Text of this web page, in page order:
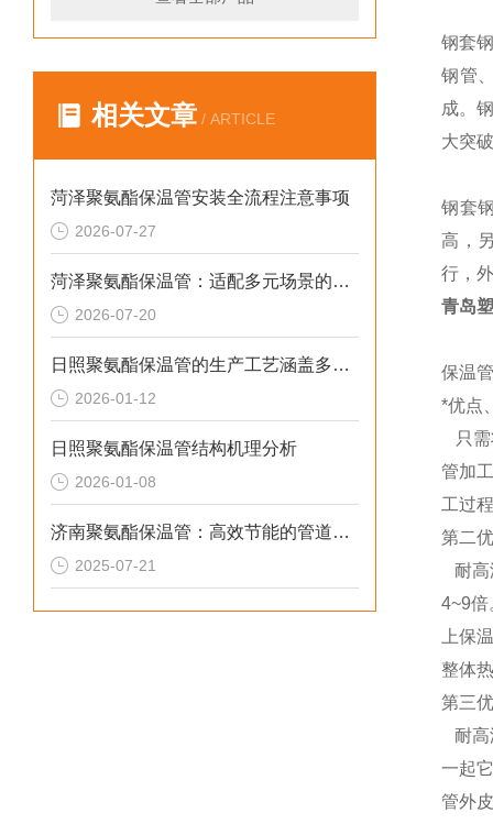
相关文章 / ARTICLE
菏泽聚氨酯保温管安装全流程注意事项
2026-07-27
菏泽聚氨酯保温管：适配多元场景的高效保温输送材料
2026-07-20
日照聚氨酯保温管的生产工艺涵盖多个环节
2026-01-12
日照聚氨酯保温管结构机理分析
2026-01-08
济南聚氨酯保温管：高效节能的管道保温材料
2025-07-21
钢套
钢管
成。
大突
钢套
高，
行，
青岛
保温
*优点
只需
管加
工过
第二
耐高
4~9倍
上保
整体
第三
耐高
一起
管外